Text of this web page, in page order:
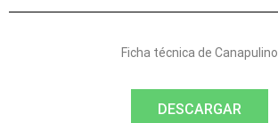
Ficha técnica de Canapulino
DESCARGAR